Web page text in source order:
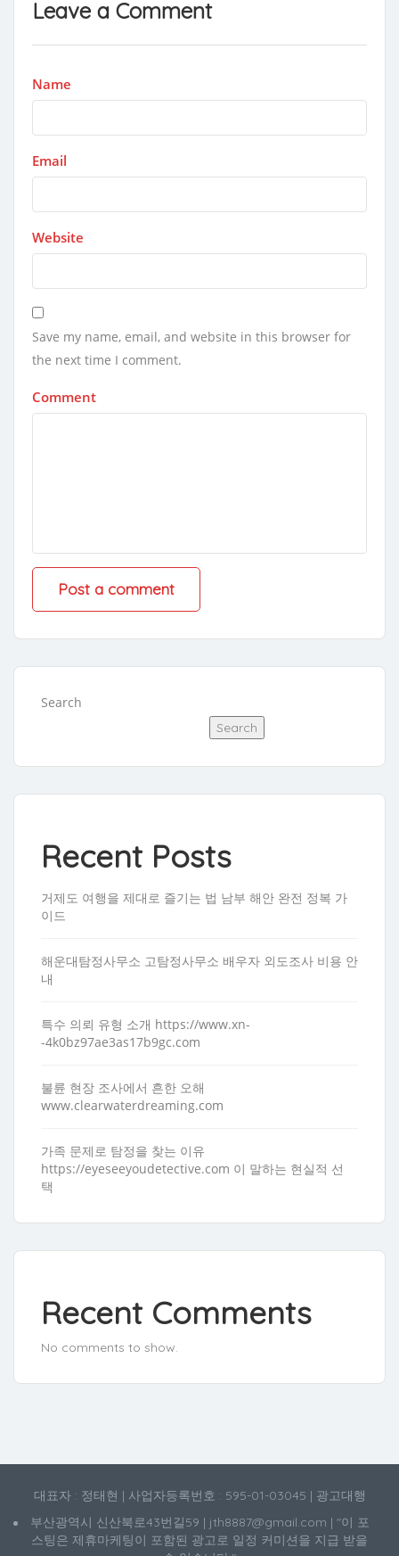
Leave a Comment
Name
Email
Website
Save my name, email, and website in this browser for
the next time I comment.
Comment
Search
Search
Recent Posts
거제도 여행을 제대로 즐기는 법 남부 해안 완전 정복 가
이드
해운대탐정사무소 고탐정사무소 배우자 외도조사 비용 안
내
특수 의뢰 유형 소개 https://www.xn-
-4k0bz97ae3as17b9gc.com
불륜 현장 조사에서 흔한 오해
www.clearwaterdreaming.com
가족 문제로 탐정을 찾는 이유
https://eyeseeyoudetective.com 이 말하는 현실적 선
택
Recent Comments
No comments to show.
대표자 : 정태현 | 사업자등록번호 : 595-01-03045 | 광고대행
부산광역시 신산북로43번길59 | jth8887@gmail.com | "이 포
스팅은 제휴마케팅이 포함된 광고로 일정 커미션을 지급 받을